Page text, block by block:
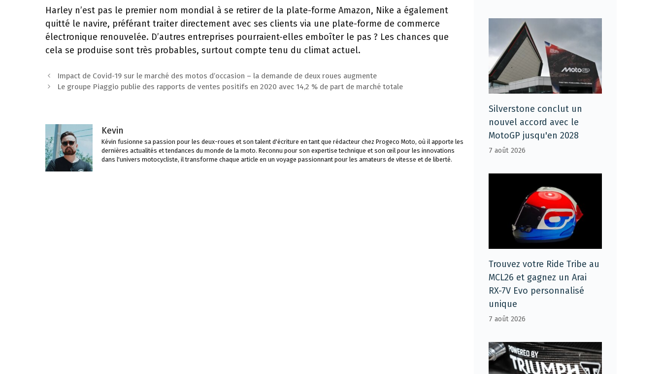
Harley n’est pas le premier nom mondial à se retirer de la plate-forme Amazon, Nike a également
quitté le navire, préférant traiter directement avec ses clients via une plate-forme de commerce
électronique renouvelée. D’autres entreprises pourraient-elles emboîter le pas ? Les chances que
cela se produise sont très probables, surtout compte tenu du climat actuel.
Navigation
des
Impact de Covid-19 sur le marché des motos d’occasion – la demande de deux roues augmente
Le groupe Piaggio publie des rapports de ventes positifs en 2020 avec 14,2 % de part de marché totale
Kevin
Kévin fusionne sa passion pour les deux-roues et son talent d'écriture en tant que rédacteur chez Progeco Moto, où il apporte les
dernières actualités et tendances du monde de la moto. Reconnu pour son expertise technique et son œil pour les innovations
dans l'univers motocycliste, il transforme chaque article en un voyage passionnant pour les amateurs de vitesse et de liberté.
Silverstone conclut un
nouvel accord avec le
MotoGP jusqu'en 2028
7 août 2026
Trouvez votre Ride Tribe au
MCL26 et gagnez un Arai
RX-7V Evo personnalisé
unique
7 août 2026